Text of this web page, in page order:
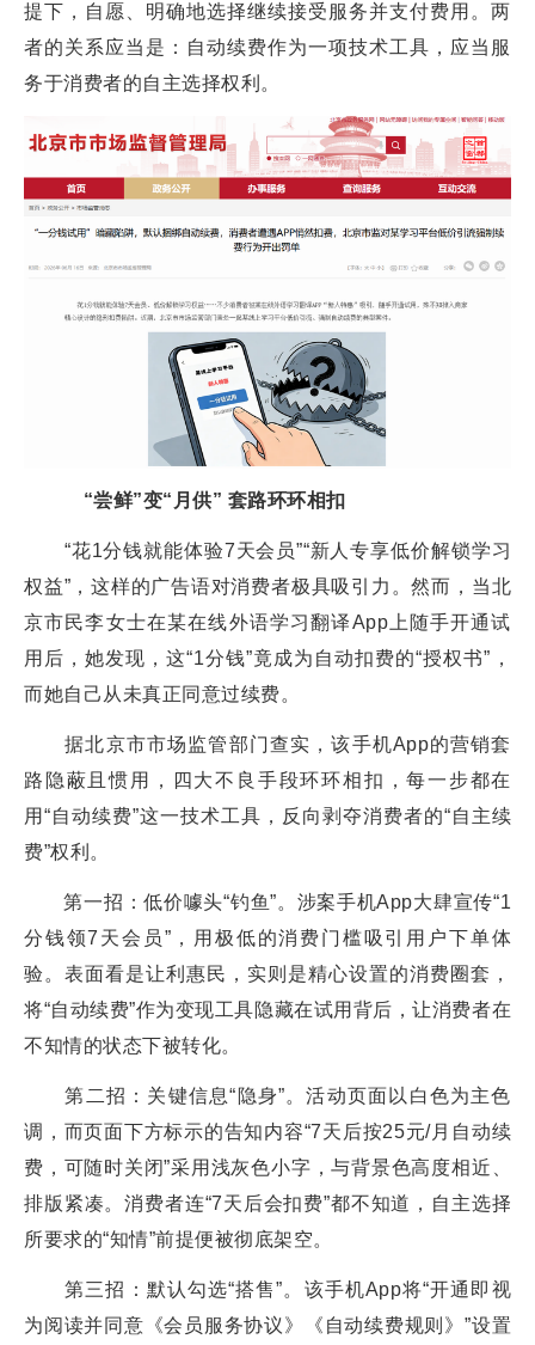
提下，自愿、明确地选择继续接受服务并支付费用。两
者的关系应当是：自动续费作为一项技术工具，应当服
务于消费者的自主选择权利。
“尝鲜”变“月供” 套路环环相扣
“花1分钱就能体验7天会员”“新人专享低价解锁学习
权益”，这样的广告语对消费者极具吸引力。然而，当北
京市民李女士在某在线外语学习翻译App上随手开通试
用后，她发现，这“1分钱”竟成为自动扣费的“授权书”，
而她自己从未真正同意过续费。
据北京市市场监管部门查实，该手机App的营销套
路隐蔽且惯用，四大不良手段环环相扣，每一步都在
用“自动续费”这一技术工具，反向剥夺消费者的“自主续
费”权利。
第一招：低价噱头“钓鱼”。涉案手机App大肆宣传“1
分钱领7天会员”，用极低的消费门槛吸引用户下单体
验。表面看是让利惠民，实则是精心设置的消费圈套，
将“自动续费”作为变现工具隐藏在试用背后，让消费者在
不知情的状态下被转化。
第二招：关键信息“隐身”。活动页面以白色为主色
调，而页面下方标示的告知内容“7天后按25元/月自动续
费，可随时关闭”采用浅灰色小字，与背景色高度相近、
排版紧凑。消费者连“7天后会扣费”都不知道，自主选择
所要求的“知情”前提便被彻底架空。
第三招：默认勾选“搭售”。该手机App将“开通即视
为阅读并同意《会员服务协议》《自动续费规则》”设置